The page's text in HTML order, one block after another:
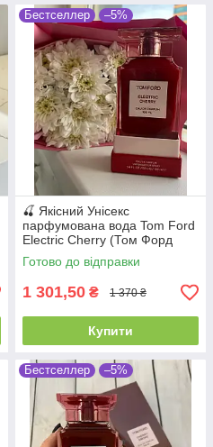
Бестселлер –5%
🍒 Якісний Унісекс
парфумована вода Tom Ford
Electric Cherry (Том Форд
Електрик Черрі) 100 мл
Стійкий вишневий аромат
Готово до відправки
1 301,50 ₴ 1 370 ₴
Купити
Бестселлер –5%